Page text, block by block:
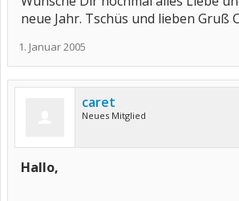
neue Jahr. Tschüs und lieben Gruß
1. Januar 2005
caret
Neues Mitglied
Hallo,